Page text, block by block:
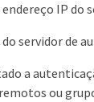
IP do
servidor de
a
ou